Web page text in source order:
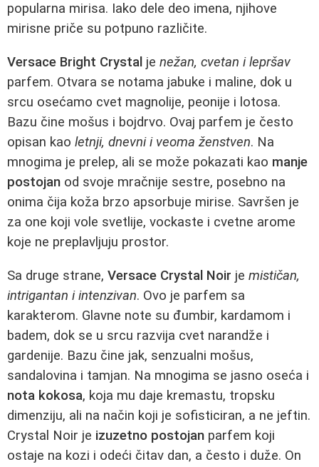
popularna mirisa. Iako dele deo imena, njihove
mirisne priče su potpuno različite.
Versace Bright Crystal je nežan, cvetan i lepršav
parfem. Otvara se notama jabuke i maline, dok u
srcu osećamo cvet magnolije, peonije i lotosa.
Bazu čine mošus i bojdrvo. Ovaj parfem je često
opisan kao letnji, dnevni i veoma ženstven. Na
mnogima je prelep, ali se može pokazati kao manje
postojan od svoje mračnije sestre, posebno na
onima čija koža brzo apsorbuje mirise. Savršen je
za one koji vole svetlije, vockaste i cvetne arome
koje ne preplavljuju prostor.
Sa druge strane, Versace Crystal Noir je mističan,
intrigantan i intenzivan. Ovo je parfem sa
karakterom. Glavne note su đumbir, kardamom i
badem, dok se u srcu razvija cvet narandže i
gardenije. Bazu čine jak, senzualni mošus,
sandalovina i tamjan. Na mnogima se jasno oseća i
nota kokosa, koja mu daje kremastu, tropsku
dimenziju, ali na način koji je sofisticiran, a ne jeftin.
Crystal Noir je izuzetno postojan parfem koji
ostaje na kozi i odeći čitav dan, a često i duže. On